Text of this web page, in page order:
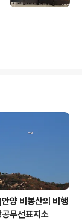
양 비봉산의 비행
무선표지소